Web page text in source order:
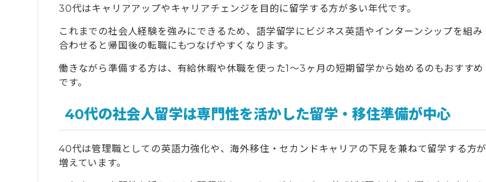
12.2日本の住居をはじめ所有物はどうするか対応を慎重に検討する
12.3留学中に限らず帰国直後も生活に困らないだけの貯金を用意しておく
12.4英語の基礎学習を早急に始め渡航までに日常会話レベルを目指して勉強する
12.5留学中や帰国後の在り方について相談できるメンターを見つけておく
13
14pecoちゃん＆おさるさん、タビケン留学でオーストラリアで語学学校＆ホームステイに挑
30代はキャリアアップやキャリアチェンジを目的に留学する方が多い年代です。
これまでの社会人経験を強みにできるため、語学留学にビジネス英語やインターンシップを組み
合わせると帰国後の転職にもつなげやすくなります。
働きながら準備する方は、有給休暇や休職を使った1〜3ヶ月の短期留学から始めるのもおすすめ
です。
40代の社会人留学は専門性を活かした留学・移住準備が中心
40代は管理職としての英語力強化や、海外移住・セカンドキャリアの下見を兼ねて留学する方が
増えています。